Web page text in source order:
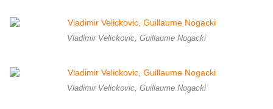
Vladimir Velickovic, Guillaume Nogacki
Vladimir Velickovic, Guillaume Nogacki